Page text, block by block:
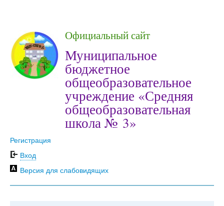
Официальный сайт
Муниципальное
бюджетное
общеобразовательное
учреждение «Средняя
общеобразовательная
школа № 3»
Регистрация
Вход
Версия для слабовидящих